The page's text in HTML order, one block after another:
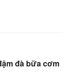
đà bữa cơm